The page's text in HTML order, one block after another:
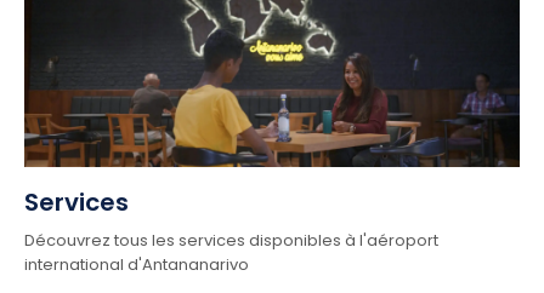
Services
Découvrez tous les services disponibles à l'aéroport
international d'Antananarivo